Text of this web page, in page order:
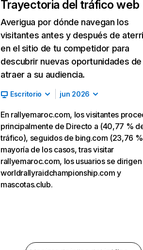
Trayectoria del tráfico web
Averigua por dónde navegan los
visitantes antes y después de
en el sitio de tu competidor para
descubrir nuevas oportunidades de
atraer a su audiencia.
Escritorio jun 2026
En rallyemaroc.com, los visitantes
principalmente de Directo a (40,77 %
tráfico), seguidos de bing.com (23,76
mayoría de los casos, tras visitar
rallyemaroc.com, los usuarios se dirigen
worldrallyraidchampionship.com y
mascotas.club.